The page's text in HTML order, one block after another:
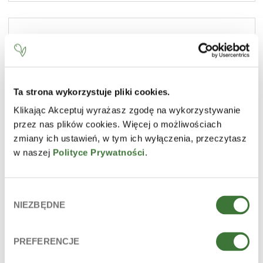
Ta strona wykorzystuje pliki cookies.
Klikając Akceptuj wyrażasz zgodę na wykorzystywanie
przez nas plików cookies. Więcej o możliwościach
zmiany ich ustawień, w tym ich wyłączenia, przeczytasz
w naszej Polityce Prywatności.
zgody
NIEZBĘDNE
PREFERENCJE
acondicionador capilar fortalecedor con keratina